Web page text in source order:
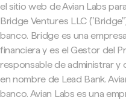
el sitio web de Avian Labs
Bridge Ventures LLC
banco. Bridge es una
financiera y es el Gestor del
responsable de administrar y
en nombre de Lead Bank.
banco. Avian Labs es una